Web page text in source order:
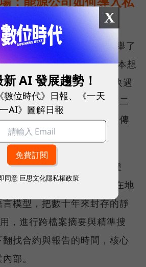
署會是什麼模樣？劉文義舉了
源公司為例。這家公司原本想
建置內部資料庫，但很快遇
工查詢時明顯出現卡頓；二
都高度敏感，高層不願上傳
資料會有外洩的疑慮。
QNAP AI NAS 的旗艦機種
配顯示卡與全快閃 SSD，在地
模型，把數十年來封存的靜
，進行跨檔案摘要與精準搜
找合約與報告的時間，核心
部。
X
AI 發展趨勢！
數位時代》日報、《一天
一AI》圖解日報
同意 巨思文化隱私權政策